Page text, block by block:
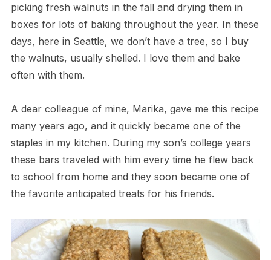
picking fresh walnuts in the fall and drying them in
boxes for lots of baking throughout the year. In these
days, here in Seattle, we don’t have a tree, so I buy
the walnuts, usually shelled. I love them and bake
often with them.
A dear colleague of mine, Marika, gave me this recipe
many years ago, and it quickly became one of the
staples in my kitchen. During my son’s college years
these bars traveled with him every time he flew back
to school from home and they soon became one of
the favorite anticipated treats for his friends.